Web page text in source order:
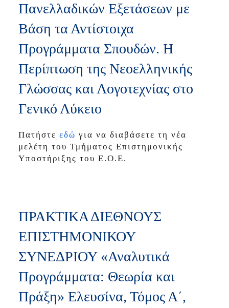
Πανελλαδικών Εξετάσεων με
Βάση τα Αντίστοιχα
Προγράμματα Σπουδών. Η
Περίπτωση της Νεοελληνικής
Γλώσσας και Λογοτεχνίας στο
Γενικό Λύκειο
Πατήστε εδώ για να διαβάσετε τη νέα
μελέτη του Τμήματος Επιστημονικής
Υποστήριξης του Ε.Ο.Ε.
ΠΡΑΚΤΙΚΑ ΔΙΕΘΝΟΥΣ
ΕΠΙΣΤΗΜΟΝΙΚΟΥ
ΣΥΝΕΔΡΙΟΥ «Αναλυτικά
Προγράμματα: Θεωρία και
Πράξη» Ελευσίνα, Τόμος Α΄,